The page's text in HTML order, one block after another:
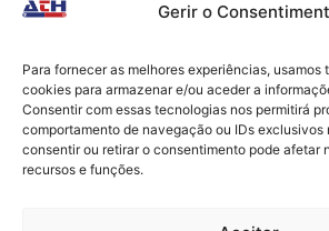
Gerir o
Para fornecer as melhores experiências, usamos
cookies para armazenar e/ou aceder a
Consentir com essas tecnologias nos permitirá
comportamento de navegação ou IDs exclusivos
consentir ou retirar o consentimento pode afetar
recursos e funções.
Submeter
Criamos a cozinha perfeita para o
gastronómico!